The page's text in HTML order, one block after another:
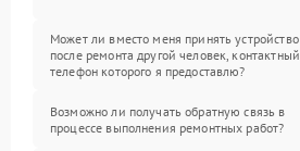
Может ли вместо меня принять устройство
после ремонта другой человек, контактный
телефон которого я предоставлю?
Возможно ли получать обратную связь в
процессе выполнения ремонтных работ?